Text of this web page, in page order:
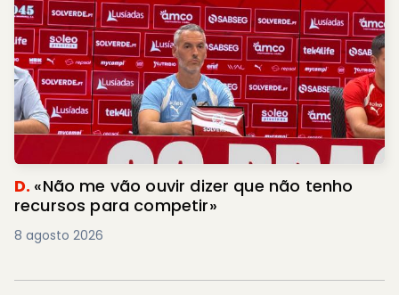
D. «Não me vão ouvir dizer que não tenho
recursos para competir»
8 agosto 2026